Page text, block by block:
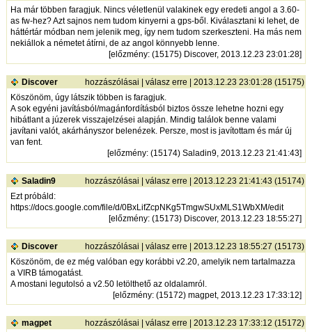
Ha már többen faragjuk. Nincs véletlenül valakinek egy eredeti angol a 3.60-
as fw-hez? Azt sajnos nem tudom kinyerni a gps-ből. Kiválasztani ki lehet, de
háttértár módban nem jelenik meg, így nem tudom szerkeszteni. Ha más nem
nekiállok a németet átírni, de az angol könnyebb lenne.
[előzmény: (15175) Discover, 2013.12.23 23:01:28]
Discover hozzászólásai | válasz erre | 2013.12.23 23:01:28 (15175)
Köszönöm, úgy látszik többen is faragjuk.
A sok egyéni javításból/magánfordításból biztos össze lehetne hozni egy
hibátlant a júzerek visszajelzései alapján. Mindig találok benne valami
javítani valót, akárhányszor belenézek. Persze, most is javítottam és már új
van fent.
[előzmény: (15174) Saladin9, 2013.12.23 21:41:43]
Saladin9 hozzászólásai | válasz erre | 2013.12.23 21:41:43 (15174)
Ezt próbáld:
https://docs.google.com/file/d/0BxLifZcpNKg5TmgwSUxMLS1WbXM/edit
[előzmény: (15173) Discover, 2013.12.23 18:55:27]
Discover hozzászólásai | válasz erre | 2013.12.23 18:55:27 (15173)
Köszönöm, de ez még valóban egy korábbi v2.20, amelyik nem tartalmazza
a VIRB támogatást.
A mostani legutolsó a v2.50 letölthető az oldalamról.
[előzmény: (15172) magpet, 2013.12.23 17:33:12]
magpet hozzászólásai | válasz erre | 2013.12.23 17:33:12 (15172)